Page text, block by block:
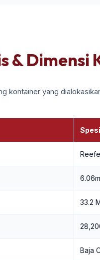
& Dimensi
kontainer yang
33.2
Baja